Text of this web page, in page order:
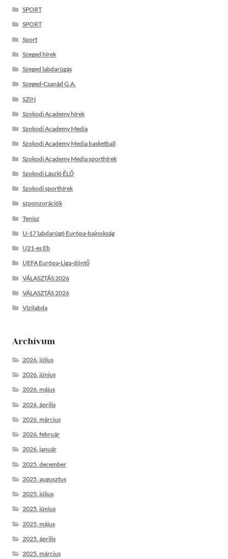
SPORT
SPORT
Sport
Szeged hírek
Szeged labdarúgás
Szeged-Csanád G.A.
SZIN
Szokodi Academy hírek
Szokodi Academy Media
Szokodi Academy Media basketball
Szokodi Academy Media sporthírek
Szokodi László ÉLŐ
Szokodi sporthírek
szponzorációk
Tenisz
U-17 labdarúgó Európa-bajnokság
U21-es Eb
UEFA Európa-Liga-döntő
VÁLASZTÁS 2026
VÁLASZTÁS 2026
Vízilabda
Archívum
2026. július
2026. június
2026. május
2026. április
2026. március
2026. február
2026. január
2025. december
2025. augusztus
2025. július
2025. június
2025. május
2025. április
2025. március